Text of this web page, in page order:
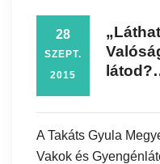
28
SZEPT.
2015
A Takáts Gyula
Vakok és